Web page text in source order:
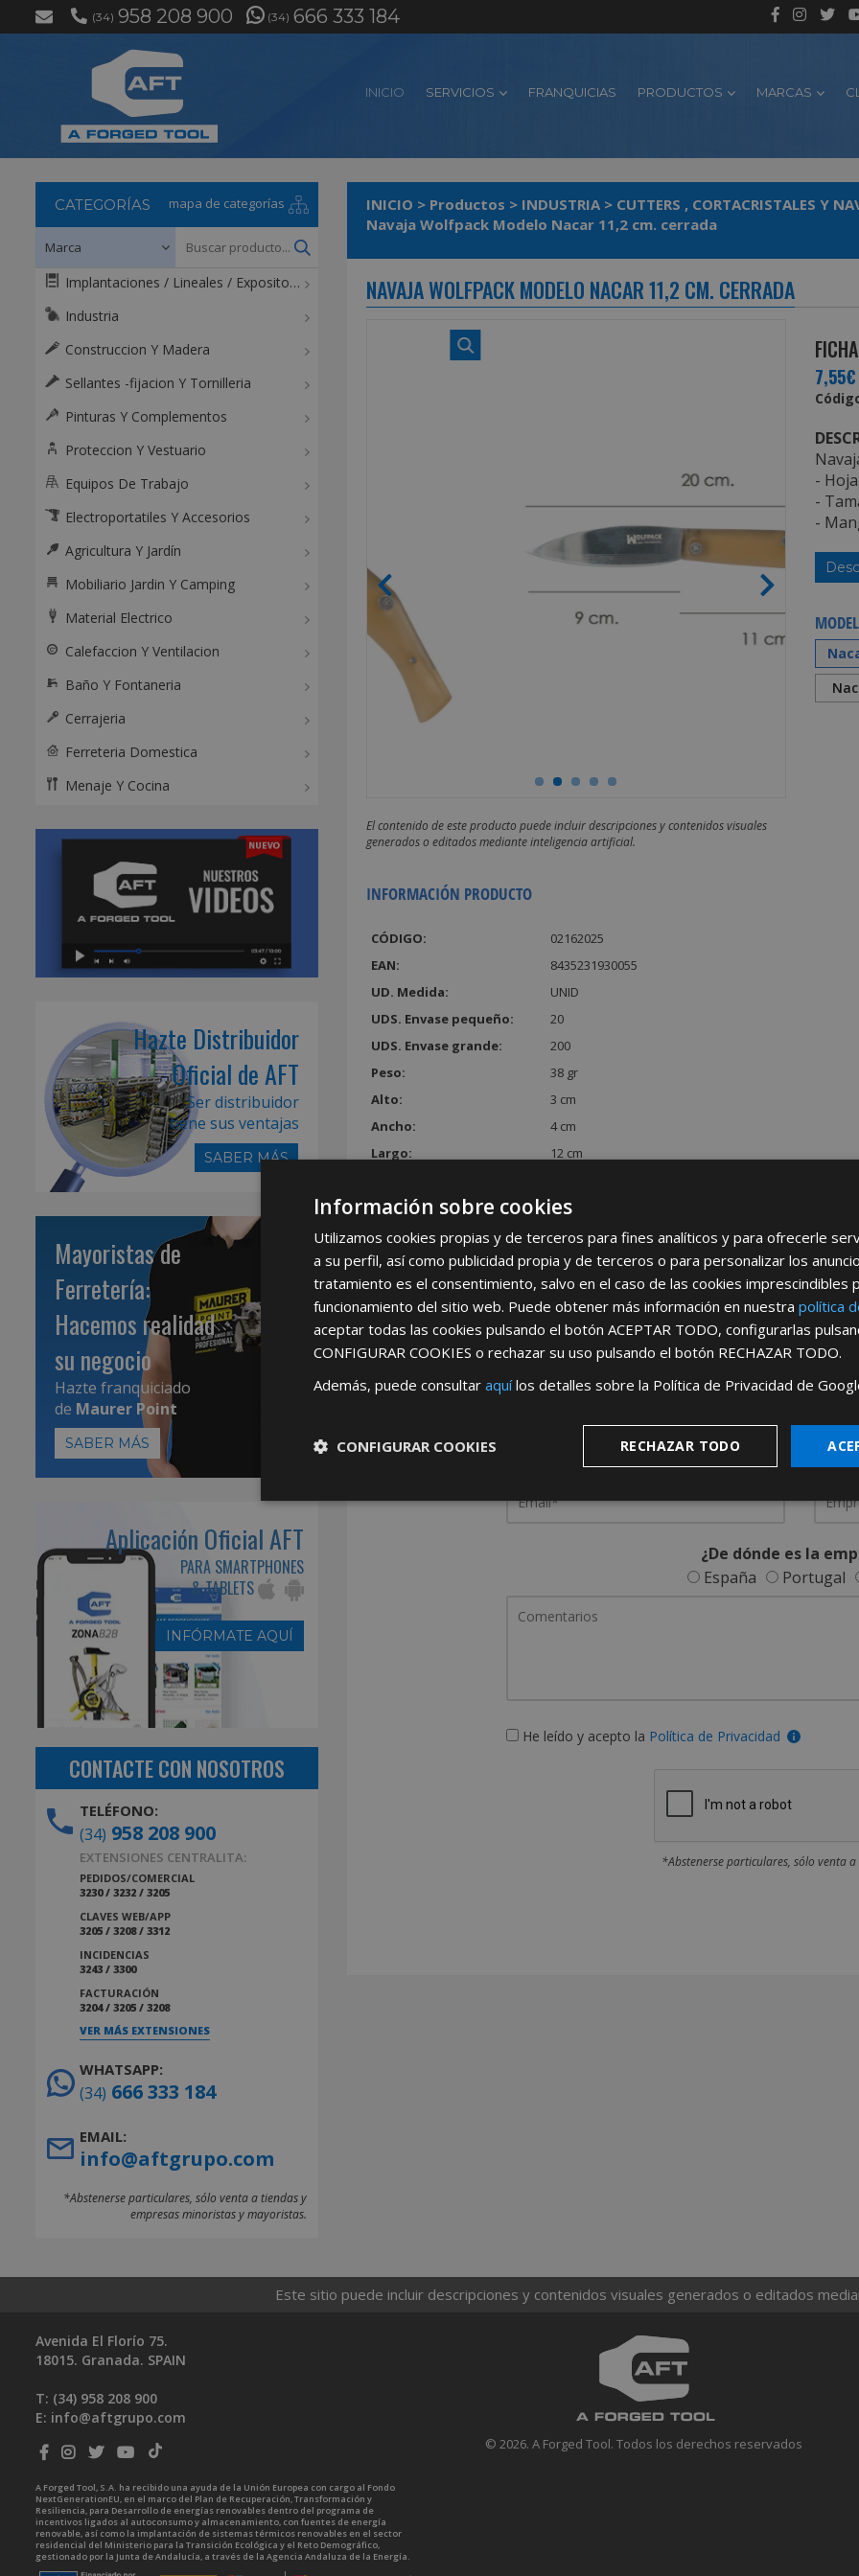
(34) 958 208 900 (34) 666 333 184
INICIO SERVICIOS FRANQUICIAS PRODUCTOS MARCAS
INICIO > Productos > INDUSTRIA > CUTTERS , CORTACRISTALES Y
Navaja Wolfpack Modelo Nacar 11,2 cm. cerrada
NAVAJA WOLFPACK MODELO NACAR 11,2 CM. CERRADA
El contenido de este producto puede incluir descripciones y contenidos visuales
generados o editados mediante inteligencia artificial.
INFORMACIÓN PRODUCTO
CÓDIGO:
02162025
EAN:
8435231930055
UD. Medida:
UNID
UDS. Envase pequeño:
20
UDS. Envase grande:
200
Peso:
38 gr
Alto:
3 cm
Ancho:
4 cm
Largo:
12 cm
7,55€
-
-
-
REGÍSTRATE PARA HACERTE
Desdeaquípodrá ver todas las
Rellene este formulario y nos pondremos en contacto
¿De dónde es la
España
Portugal
He leído y acepto la Política de Privacidad
*Abstenerse particulares, sólo venta
CATEGORÍAS mapa de categorías
Implantaciones / Lineales / Expositores / Mostradores
Industria
Construccion Y Madera
Sellantes -fijacion Y Tornilleria
Pinturas Y Complementos
Proteccion Y Vestuario
Equipos De Trabajo
Electroportatiles Y Accesorios
Agricultura Y Jardín
Mobiliario Jardin Y Camping
Material Electrico
Calefaccion Y Ventilacion
Baño Y Fontaneria
Cerrajeria
Ferreteria Domestica
Menaje Y Cocina
Hazte Distribuidor
Oficial de AFT
Ser distribuidor
tiene sus ventajas
SABER MÁS
Mayoristas de
Ferretería:
Hacemos realidad
su negocio
Hazte franquiciado
de Maurer Point
SABER MÁS
Aplicación Oficial AFT
PARA SMARTPHONES
& TABLETS
INFÓRMATE AQUÍ
CONTACTE CON NOSOTROS
TELÉFONO:
(34) 958 208 900
EXTENSIONES CENTRALITA:
PEDIDOS/COMERCIAL
3230 / 3232 / 3205
CLAVES WEB/APP
3205 / 3208 / 3312
INCIDENCIAS
3243 / 3300
FACTURACIÓN
3204 / 3205 / 3208
VER MÁS EXTENSIONES
WHATSAPP:
(34) 666 333 184
EMAIL:
info@aftgrupo.com
*Abstenerse particulares, sólo venta a tiendas y
empresas minoristas y mayoristas.
Este sitio puede incluir descripciones y contenidos visuales generados o editados
© 2026. A Forged Tool. Todos los derechos reservados
Avenida El Florío 75.
18015. Granada. SPAIN
T: (34) 958 208 900
E: info@aftgrupo.com
A Forged Tool, S.A. ha recibido una ayuda de la Unión Europea con cargo al Fondo
NextGenerationEU, en el marco del Plan de Recuperación, Transformación y
Resiliencia, para Desarrollo de energías renovables dentro del programa de
incentivos ligados al autoconsumo y almacenamiento, con fuentes de energía
renovable, así como la implantación de sistemas térmicos renovables en el sector
residencial del Ministerio para la Transición Ecológica y el Reto Demográfico,
gestionado por la Junta de Andalucía, a través de la Agencia Andaluza de la Energía.
Información sobre cookies
Utilizamos cookies propias y de terceros para fines analíticos y para ofrecerle
a su perfil, así como publicidad propia y de terceros o para personalizar los
tratamiento es el consentimiento, salvo en el caso de las cookies imprescindibles
funcionamiento del sitio web. Puede obtener más información en nuestra política
aceptar todas las cookies pulsando el botón ACEPTAR TODO, configurarlas
CONFIGURAR COOKIES o rechazar su uso pulsando el botón RECHAZAR TODO.
Además, puede consultar aquílos detalles sobre la Política de Privacidad de
RECHAZAR TODO
CONFIGURAR COOKIES